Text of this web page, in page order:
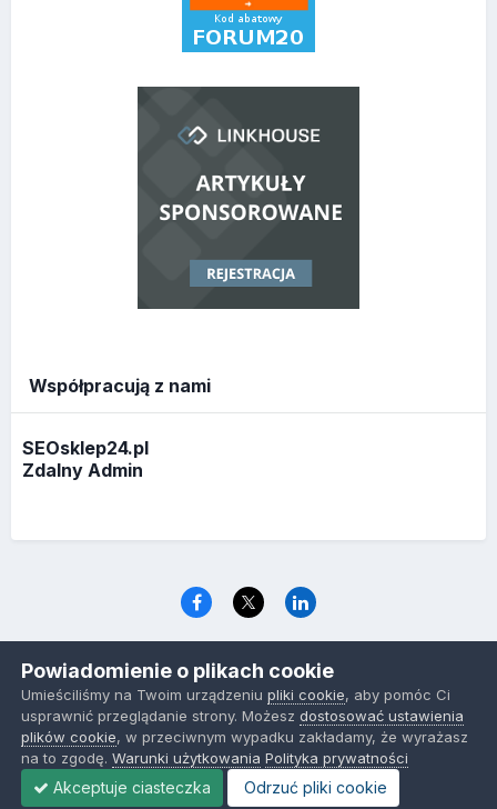
Współpracują z nami
SEOsklep24.pl
Zdalny Admin
www.optymalizacja.com
Powered by Invision Community
Powiadomienie o plikach cookie
Umieściliśmy na Twoim urządzeniupliki cookie, aby pomóc Ci
usprawnić przeglądanie strony. Możeszdostosować ustawienia
plików cookie, w przeciwnym wypadku zakładamy, że wyrażasz
na to zgodę.Warunki użytkowania Polityka prywatności
Akceptuje ciasteczka Odrzuć pliki cookie